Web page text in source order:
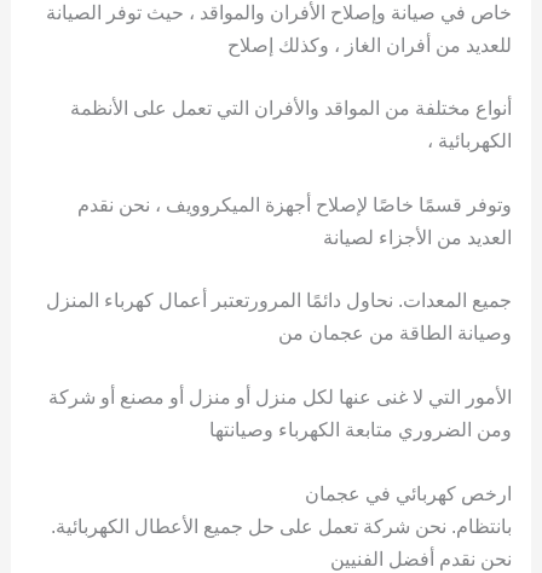
خاص في صيانة وإصلاح الأفران والمواقد ، حيث توفر الصيانة
للعديد من أفران الغاز ، وكذلك إصلاح
أنواع مختلفة من المواقد والأفران التي تعمل على الأنظمة
الكهربائية ،
وتوفر قسمًا خاصًا لإصلاح أجهزة الميكروويف ، نحن نقدم
العديد من الأجزاء لصيانة
جميع المعدات. نحاول دائمًا المرورتعتبر أعمال كهرباء المنزل
وصيانة الطاقة من عجمان من
الأمور التي لا غنى عنها لكل منزل أو منزل أو مصنع أو شركة
ومن الضروري متابعة الكهرباء وصيانتها
ارخص كهربائي في عجمان
بانتظام. نحن شركة تعمل على حل جميع الأعطال الكهربائية.
نحن نقدم أفضل الفنيين